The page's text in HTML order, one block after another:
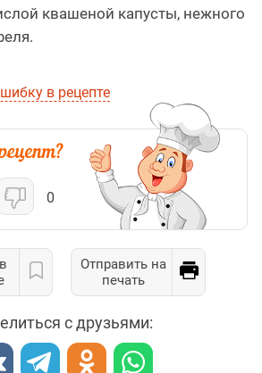
квашеной капусты, нежного
в рецепте
0
Отправить на
печать
с друзьями: